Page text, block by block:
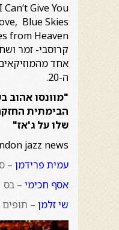
Give You
קרוסבי- זמר
אחד
ה-20.
"מוונסו אהוב ב
הבימתית
שלו על ג'אז"
jazz news
עמית פרידמן –
אסף חכימי – בס
שי זלמן – תופים